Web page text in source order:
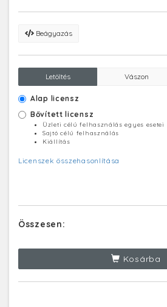
Beágyazás
Letöltés Vászon
Alap licensz
Bővített licensz
Üzleti célú felhasználás egyes esetei
Sajtó célú felhasználás
Kiállítás
Licenszek összehasonlítása
Összesen:
Kosárba